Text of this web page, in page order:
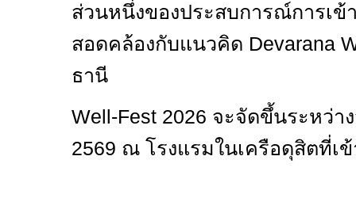
ส่วนหนึ่งของประสบการณ์การเข้
สอดคล้องกับแนวคิด Devarana
ธานี
Well-Fest 2026 จะจัดขึ้นระหว่า
2569 ณ โรงแรมในเครือดุสิตที่เ